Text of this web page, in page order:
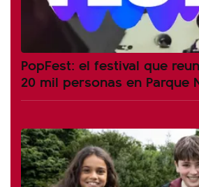
PopFest: el festival que
20 mil personas en Parque